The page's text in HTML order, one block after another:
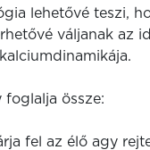
lehetővé teszi,
váljanak az
össze:
fel az élő agy